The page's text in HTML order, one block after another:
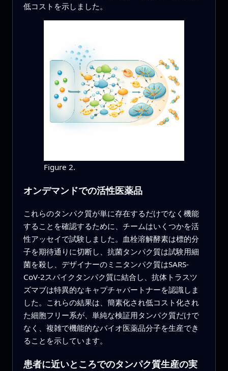
低コストを示しました。
Figure 2.
オンデマンドでの活性医薬品
これらのタンパク質が単に存在するだけでなく機能
することを確認するために、チームはいくつかを活
性アッセイで試験しました。血栓溶解酵素は標的分
子を期待通りに切断し、抗菌タンパク質は試験用細
菌を殺し、デザイナーのミニタンパク質はSARS-
CoV-2スパイクタンパク質に結合し、抗体トラスツ
ズマブは特異的なキャプチャパートナーを認識しま
した。これらの結果は、簡素化され低コスト化され
た細胞フリー系が、単純な検証用タンパク質だけで
なく、複雑で機能的なバイオ医薬品分子を生産でき
ることを示しています。
患者に近いところでのタンパク質生産の実